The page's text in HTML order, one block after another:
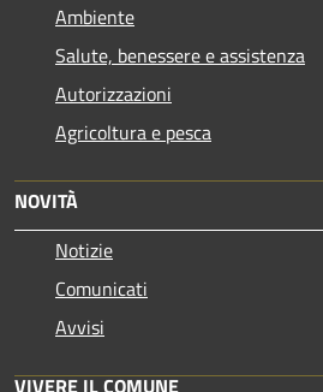
Ambiente
Salute, benessere e assistenza
Autorizzazioni
Agricoltura e pesca
NOVITÀ
Notizie
Comunicati
Avvisi
VIVERE IL COMUNE